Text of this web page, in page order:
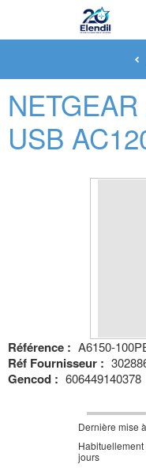
au
contenu
principal
USB
Référence : A6150-
Réf Fournisseur :
Gencod : 606449140378
Dernière mise
jours